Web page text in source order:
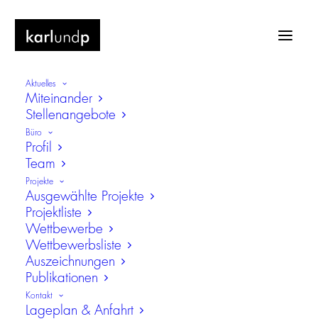
Aktuelles
Miteinander
Stellenangebote
Büro
Profil
Team
Projekte
Ausgewählte Projekte
Projektliste
Wettbewerbe
Wettbewerbsliste
Auszeichnungen
Publikationen
Kontakt
Lageplan & Anfahrt
Wohnen